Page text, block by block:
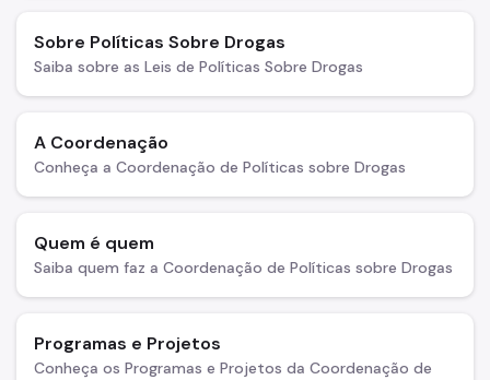
Sobre Políticas Sobre Drogas
Saiba sobre as Leis de Políticas Sobre Drogas
A Coordenação
Conheça a Coordenação de Políticas sobre Drogas
Quem é quem
Saiba quem faz a Coordenação de Políticas sobre Drogas
Programas e Projetos
Conheça os Programas e Projetos da Coordenação de